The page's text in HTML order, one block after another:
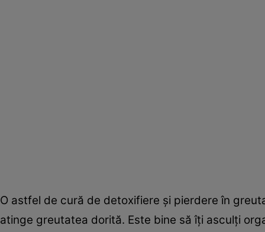
O astfel de cură de detoxifiere şi pierdere în
atinge greutatea dorită. Este bine să îţi asculţi